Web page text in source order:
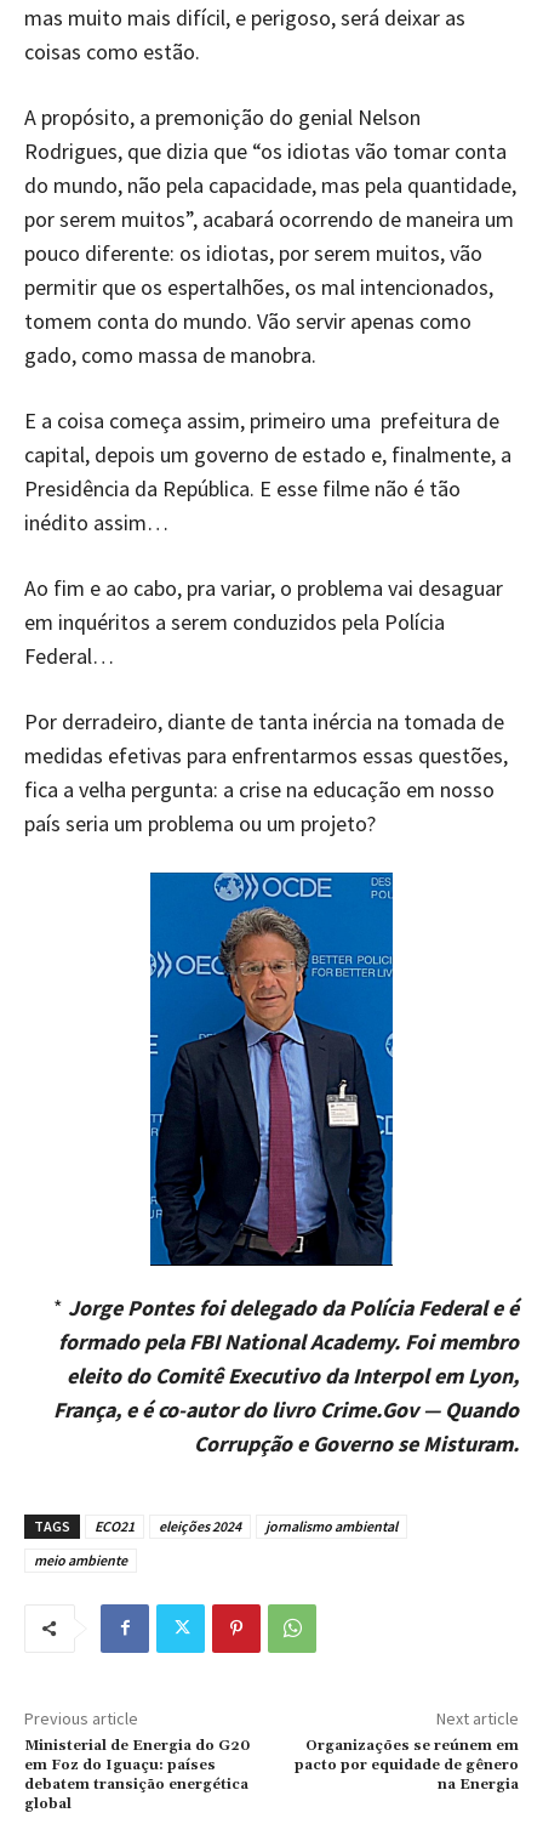
mas muito mais difícil, e perigoso, será deixar as
coisas como estão.
A propósito, a premonição do genial Nelson
Rodrigues, que dizia que “os idiotas vão tomar conta
do mundo, não pela capacidade, mas pela quantidade,
por serem muitos”, acabará ocorrendo de maneira um
pouco diferente: os idiotas, por serem muitos, vão
permitir que os espertalhões, os mal intencionados,
tomem conta do mundo. Vão servir apenas como
gado, como massa de manobra.
E a coisa começa assim, primeiro uma prefeitura de
capital, depois um governo de estado e, finalmente, a
Presidência da República. E esse filme não é tão
inédito assim…
Ao fim e ao cabo, pra variar, o problema vai desaguar
em inquéritos a serem conduzidos pela Polícia
Federal…
Por derradeiro, diante de tanta inércia na tomada de
medidas efetivas para enfrentarmos essas questões,
fica a velha pergunta: a crise na educação em nosso
país seria um problema ou um projeto?
* Jorge Pontes foi delegado da Polícia Federal e é
formado pela FBI National Academy. Foi membro
eleito do Comitê Executivo da Interpol em Lyon,
França, e é co-autor do livro Crime.Gov — Quando
Corrupção e Governo se Misturam.
TAGS ECO21 eleições 2024
jornalismo ambiental
meio ambiente
Previous article
Ministerial de Energia do G20
em Foz do Iguaçu: países
debatem transição energética
global
Next article
Organizações se reúnem em
pacto por equidade de gênero
na Energia